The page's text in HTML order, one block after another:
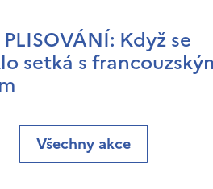
PLISOVÁNÍ: Když se
setká s
Všechny akce